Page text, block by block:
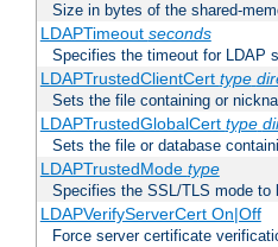
Size in bytes of the shared-
LDAPTimeout seconds
Specifies the timeout for LDAP
LDAPTrustedClientCert type
Sets the file containing or
LDAPTrustedGlobalCert type
Sets the file or database
LDAPTrustedMode type
Specifies the SSL/TLS mode to
LDAPVerifyServerCert On|Off
Force server certificate